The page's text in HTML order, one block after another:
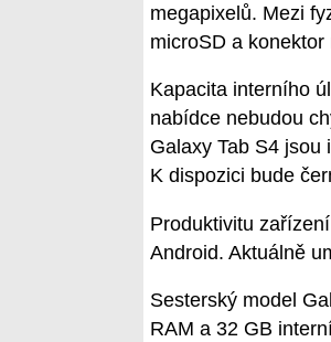
megapixelů. Mezi
microSD a
Kapacita interního
nabídce nebudou
Galaxy Tab S4
K dispozici bude
Produktivitu
Android. Aktuálně
Sesterský model
RAM a 32 GB